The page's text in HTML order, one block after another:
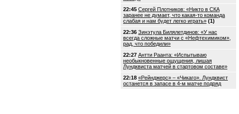
22:45 Сергей Плотников: «Никто в СКА
заранее не думает, что какая-то команда
слабая и нам будет легко играть» (1)
22:36 Зинэтула Билялетдинов: «У нас
всегда сложные матчи с «Нефтехимиком»,
рад, что победили»
22:27 Антти Раанта: «Испытываю
необыкновенные ощущения, лишая
Лундквиста матчей в стартовом составе»
22:18 «Рейнджерс» – «Чикаго». Лундквист
останется в запасе в 4-м матче подряд